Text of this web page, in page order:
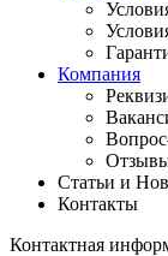
Компания
Статьи и
Контакты
Контактная